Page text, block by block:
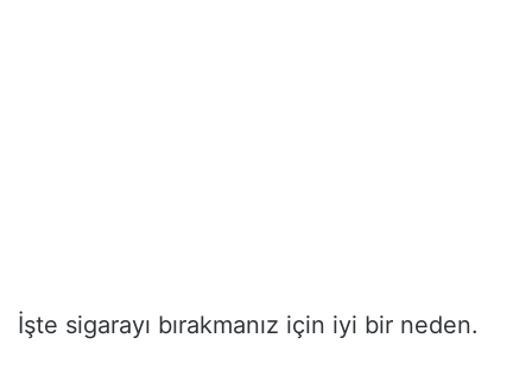
İşte sigarayı bırakmanız için iyi bir neden.